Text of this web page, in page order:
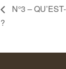
N°3 –
?